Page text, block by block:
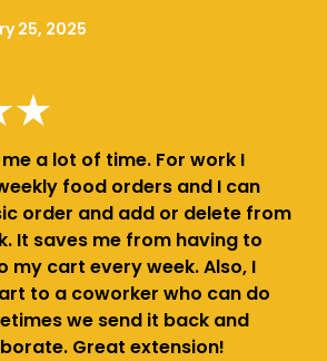
25, 2025
a lot of time. For work I
food orders and I can
order and add or delete from
It saves me from having to
my cart every week. Also, I
to a coworker who can do
we send it back and
Great extension!